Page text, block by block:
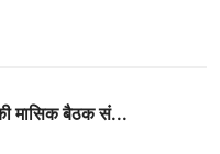
मासिक बैठक सं...